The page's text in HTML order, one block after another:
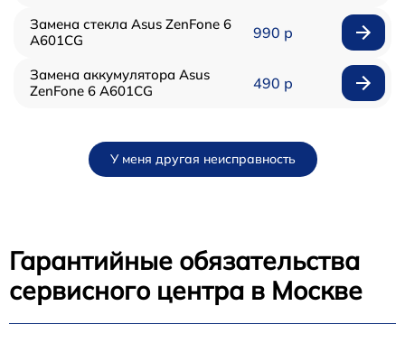
Замена стекла Asus ZenFone 6
A601CG
990 р
Замена аккумулятора Asus
ZenFone 6 A601CG
490 р
У меня другая неисправность
Гарантийные обязательства
сервисного центра в Москве